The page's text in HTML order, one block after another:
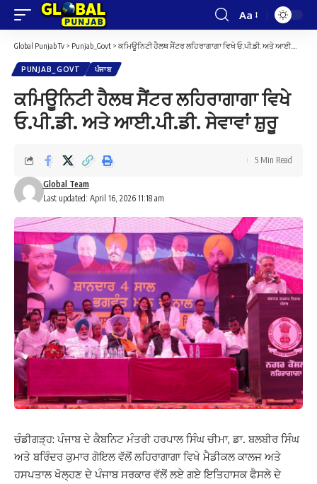
Font
Resizer
Aa
Global Punjab Tv > Punjab_Govt > ਕਮਿਊਨਿਟੀ ਹੈਲਥ ਸੈਂਟਰ ਲਹਿਰਾਗਾਗਾ ਵਿਖੇ ਓ.ਪੀ.ਡੀ. ਅਤੇ ਆਈ.ਪੀ.ਡੀ. ਸੇਵਾਵਾਂ ਸ਼ੁਰੂ
PUNJAB_GOVT ਪੰਜਾਬ
ਕਮਿਊਨਿਟੀ ਹੈਲਥ ਸੈਂਟਰ ਲਹਿਰਾਗਾਗਾ ਵਿਖੇ
ਓ.ਪੀ.ਡੀ. ਅਤੇ ਆਈ.ਪੀ.ਡੀ. ਸੇਵਾਵਾਂ ਸ਼ੁਰੂ
Last updated: April 16, 2026 11:18 am
Global Team
5 Min Read
ਚੰਡੀਗੜ੍ਹ: ਪੰਜਾਬ ਦੇ ਕੈਬਨਿਟ ਮੰਤਰੀ ਹਰਪਾਲ ਸਿੰਘ ਚੀਮਾ, ਡਾ. ਬਲਬੀਰ ਸਿੰਘ
ਅਤੇ ਬਰਿੰਦਰ ਕੁਮਾਰ ਗੋਇਲ ਵੱਲੋਂ ਲਹਿਰਾਗਾਗਾ ਵਿਖੇ ਮੈਡੀਕਲ ਕਾਲਜ ਅਤੇ
ਹਸਪਤਾਲ ਖੋਲ੍ਹਣ ਦੇ ਪੰਜਾਬ ਸਰਕਾਰ ਵੱਲੋਂ ਲਏ ਗਏ ਇਤਿਹਾਸਕ ਫੈਸਲੇ ਦੇ